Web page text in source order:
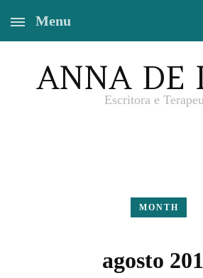
Menu
ANNA DE
Escritora e
MONTH
agosto